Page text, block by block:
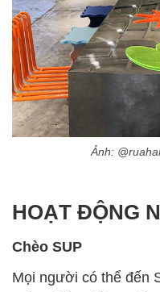
Ảnh:
HOẠT ĐỘNG
Chèo SUP
Mọi người có thể đến